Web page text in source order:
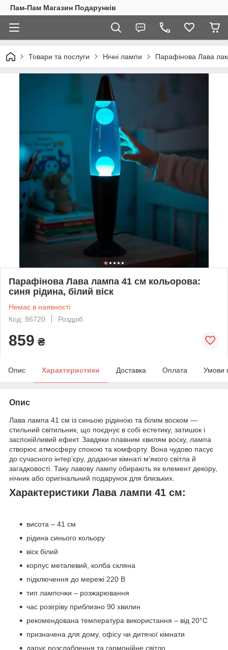
Пам-Пам Магазин Подарунків
Товари та послуги Нічні лампи Парафінова Лава
Парафінова Лава лампа 41 см кольорова:
синя рідина, білий віск
Немає в наявності
Код: 86720
Роздріб
859 ₴
Опис Характеристики Доставка Оплата Умови
Опис
Лава лампа 41 см із синьою рідиною та білим воском —
стильний світильник, що поєднує в собі естетику, затишок і
заспокійливий ефект. Завдяки плавним хвилям воску, лампа
створює атмосферу спокою та комфорту. Вона чудово пасує
до сучасного інтер’єру, додаючи кімнаті м’якого світла й
загадковості. Таку лавову лампу обирають як елемент декору,
нічник або оригінальний подарунок для близьких.
Характеристики Лава лампи 41 см:
висота – 41 см
рідина синього кольору
віск білий
корпус металевий, колба скляна
підключення до мережі 220 В
тип лампочки – розжарювання
час розігріву приблизно 90 хвилин
рекомендована температура використання – від 20°C
призначена для дому, офісу чи дитячої кімнати
дарує розслаблення та гармонійне світло